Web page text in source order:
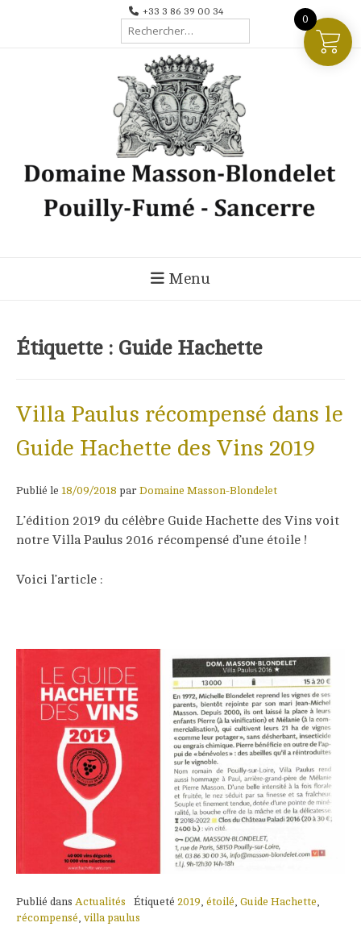
+33 3 86 39 00 34
Rechercher :
Menu
Étiquette : Guide Hachette
Villa Paulus récompensé dans le
Guide Hachette des Vins 2019
Publié le 18/09/2018 par Domaine Masson-Blondelet
L’édition 2019 du célèbre Guide Hachette des Vins voit
notre Villa Paulus 2016 récompensé d’une étoile !
Voici l’article :
Publié dans Actualités Étiqueté 2019, étoilé, Guide Hachette,
récompensé, villa paulus
0